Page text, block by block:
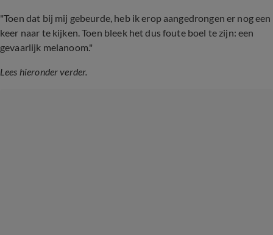
"Toen dat bij mij gebeurde, heb ik erop aangedrongen er nog een
keer naar te kijken. Toen bleek het dus foute boel te zijn: een
gevaarlijk melanoom."
Lees hieronder verder.